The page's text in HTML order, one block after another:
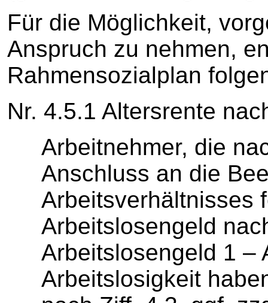
Für die Möglichkeit,
Anspruch zu nehmen,
Rahmensozialplan
Nr. 4.5.1 Altersrente
Arbeitnehmer, die
Anschluss an die
Arbeitsverhältnisses
Arbeitslosengeld
Arbeitslosengeld 1 –
Arbeitslosigkeit